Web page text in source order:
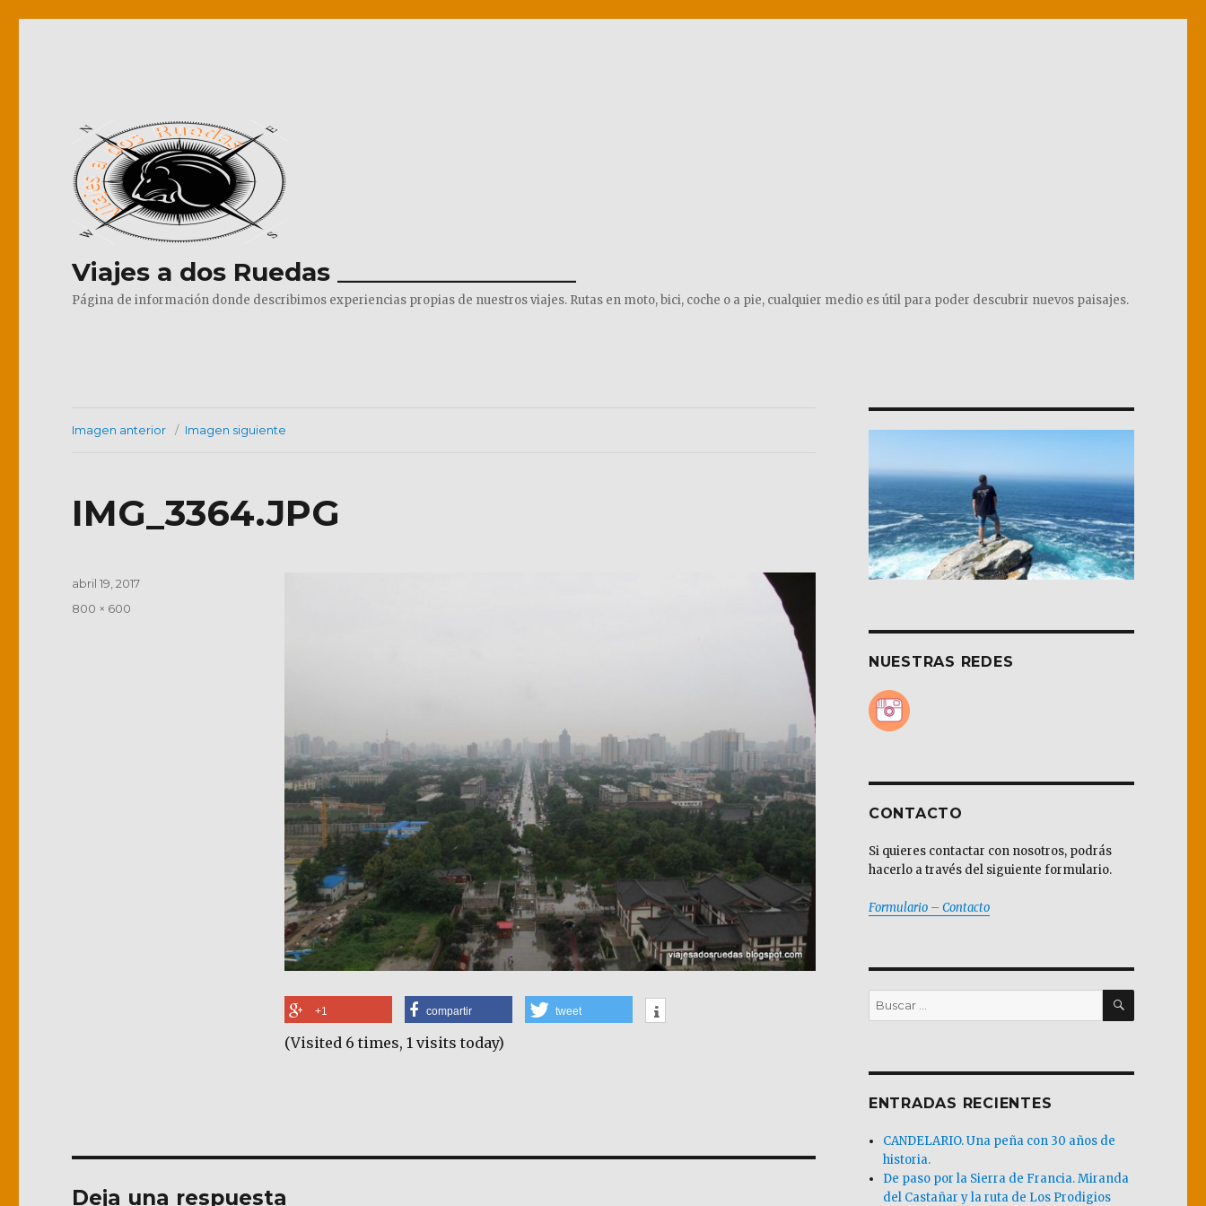
Viajes a dos Ruedas ___________________
Página de información donde describimos experiencias propias de nuestros viajes. Rutas en moto, bici, coche o a pie, cualquier medio es útil para poder descubrir nuevos paisajes.
Imagen anterior Imagen siguiente
IMG_3364.JPG
+1 compartir tweet
(Visited 6 times, 1 visits today)
Publicado
abril 19, 2017
Tamaño
800 × 600
Deja una respuesta
NUESTRAS REDES
CONTACTO
Si quieres contactar con nosotros, podrás
hacerlo a través del siguiente formulario.
Formulario – Contacto
Buscar
por:
BUSCAR
ENTRADAS RECIENTES
CANDELARIO. Una peña con 30 años de
historia.
De paso por la Sierra de Francia. Miranda
del Castañar y la ruta de Los Prodigios